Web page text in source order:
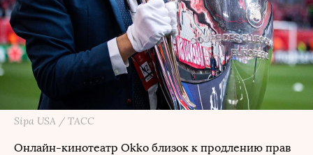
Sipa USA / ТАСС
Онлайн-кинотеатр Okko близок к продлению прав